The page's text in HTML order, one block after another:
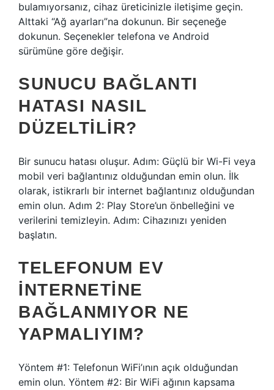
bulamıyorsanız, cihaz üreticinizle iletişime geçin.
Alttaki “Ağ ayarları”na dokunun. Bir seçeneğe
dokunun. Seçenekler telefona ve Android
sürümüne göre değişir.
SUNUCU BAĞLANTI
HATASI NASIL
DÜZELTILIR?
Bir sunucu hatası oluşur. Adım: Güçlü bir Wi-Fi veya
mobil veri bağlantınız olduğundan emin olun. İlk
olarak, istikrarlı bir internet bağlantınız olduğundan
emin olun. Adım 2: Play Store’un önbelleğini ve
verilerini temizleyin. Adım: Cihazınızı yeniden
başlatın.
TELEFONUM EV
INTERNETINE
BAĞLANMIYOR NE
YAPMALIYIM?
Yöntem #1: Telefonun WiFi’ının açık olduğundan
emin olun. Yöntem #2: Bir WiFi ağının kapsama